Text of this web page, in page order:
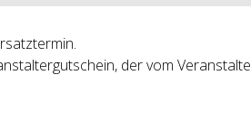
der vom